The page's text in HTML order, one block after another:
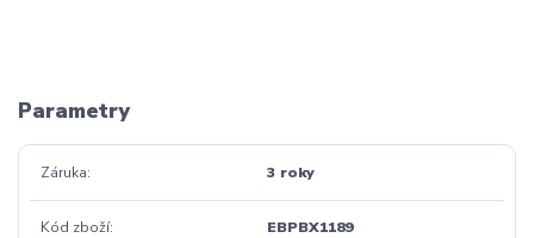
Parametry
Záruka 3 roky
Kód zboží EBPBX1189